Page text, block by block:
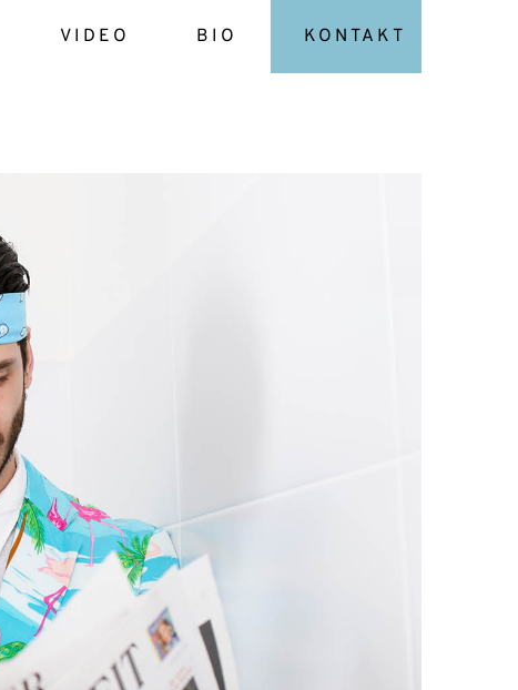
VIDEO BIO KONTAKT